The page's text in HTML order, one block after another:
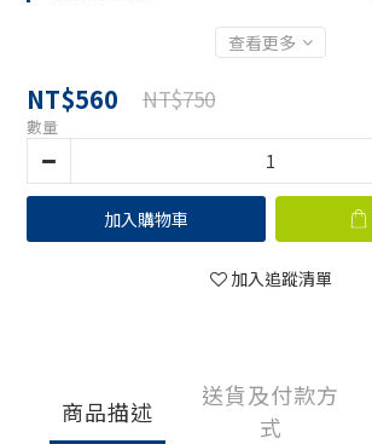
查看更多
NT$560 NT$750
數量
加入購物車
加入追蹤清單
商品描述
送貨及付款方
式